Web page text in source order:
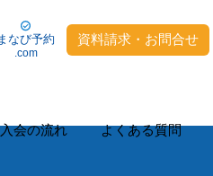
なび予約
.com
資料請求・お問合せ
入会の流れ よくある質問